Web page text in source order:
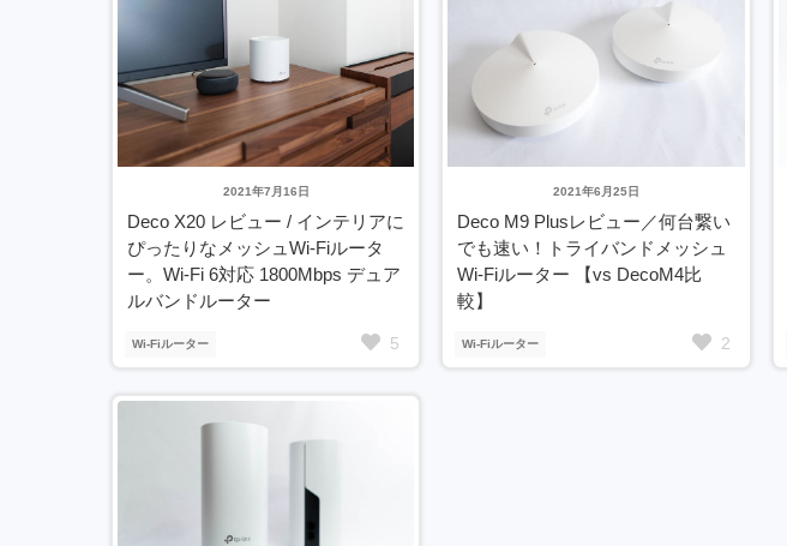
Wi-Fiルーター
2021年7月16日
Deco X20 レビュー / インテリアに
ぴったりなメッシュWi-Fiルータ
ー。Wi-Fi 6対応 1800Mbps デュア
ルバンドルーター
5 Wi-Fiルーター
2021年6月25日
Deco M9 Plusレビュー／何台繋い
でも速い！トライバンドメッシュ
Wi-Fiルーター 【vs DecoM4比
較】
2